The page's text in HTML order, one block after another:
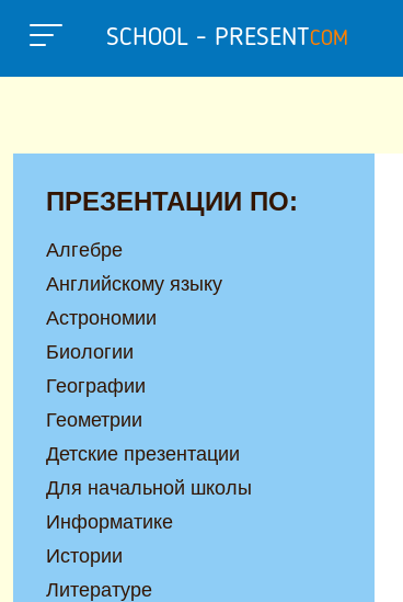
SCHOOL - PRESENTCOM
ПРЕЗЕНТАЦИИ ПО:
Алгебре
Английскому языку
Астрономии
Биологии
Географии
Геометрии
Детские презентации
Для начальной школы
Информатике
Истории
Литературе